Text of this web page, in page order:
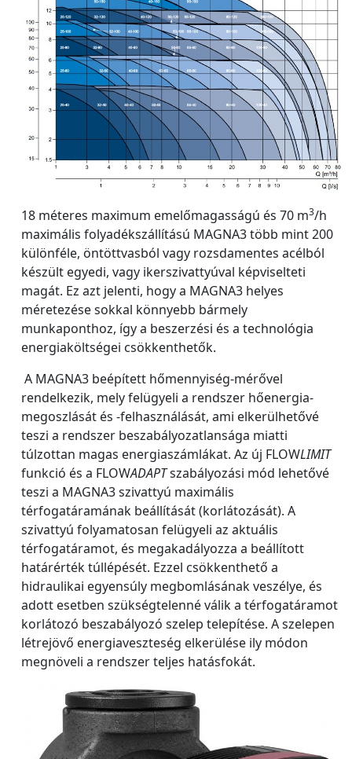
18 méteres maximum emelőmagasságú és 70 m3/h
maximális folyadékszállítású MAGNA3 több mint 200
különféle, öntöttvasból vagy rozsdamentes acélból
készült egyedi, vagy ikerszivattyúval képviselteti
magát. Ez azt jelenti, hogy a MAGNA3 helyes
méretezése sokkal könnyebb bármely
munkaponthoz, így a beszerzési és a technológia
energiaköltségei csökkenthetők.
A MAGNA3 beépített hőmennyiség-mérővel
rendelkezik, mely felügyeli a rendszer hőenergia-
megoszlását és -felhasználását, ami elkerülhetővé
teszi a rendszer beszabályozatlansága miatti
túlzottan magas energiaszámlákat. Az új FLOWLIMIT
funkció és a FLOWADAPTszabályozási mód lehetővé
teszi a MAGNA3 szivattyú maximális
térfogatáramának beállítását (korlátozását). A
szivattyú folyamatosan felügyeli az aktuális
térfogatáramot, és megakadályozza a beállított
határérték túllépését. Ezzel csökkenthető a
hidraulikai egyensúly megbomlásának veszélye, és
adott esetben szükségtelenné válik a térfogatáramot
korlátozó beszabályozó szelep telepítése. A szelepen
létrejövő energiaveszteség elkerülése ily módon
megnöveli a rendszer teljes hatásfokát.